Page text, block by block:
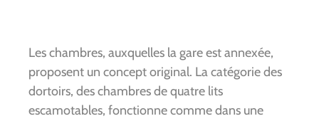
Les chambres, auxquelles la gare est annexée,
proposent un concept original. La catégorie des
dortoirs, des chambres de quatre lits
escamotables, fonctionne comme dans une